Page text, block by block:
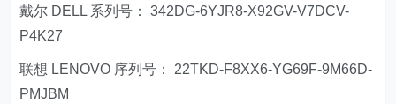
戴尔 DELL 系列号： 342DG-6YJR8-X92GV-V7DCV-
P4K27
联想 LENOVO 序列号： 22TKD-F8XX6-YG69F-9M66D-
PMJBM